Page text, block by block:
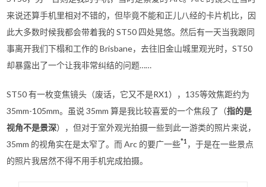
来说还算手机里相对不错的，但毕竟不能和正儿八经的卡片机比，因
此大多数时候我都会带着我的 ST50 四处晃悠。然后有一天当我跟同
事离开我们下榻和工作的 Brisbane，去往旧金山城里观光时，ST50
却暴露出了一个让我非常纠结的问题……
ST50 有一枚变焦镜头（废话，它又不是RX1），135等效焦距约为
35mm-105mm。虽说 35mm 算是我比较喜爱的一个焦段了（指的是
视角不是景深），但对于室外观光拍摄一些到此一游类的照片来说，
35mm 的视角实在是太窄了。而 Arc 的要广一些*1 ，于是在一些景点
的照片我居然不得不用手机完成拍摄。